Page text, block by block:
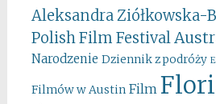
Aleksandra Ziółkowska-
Polish Film Festival
Narodzenie Dziennik z podróży
Filmów w Austin Film